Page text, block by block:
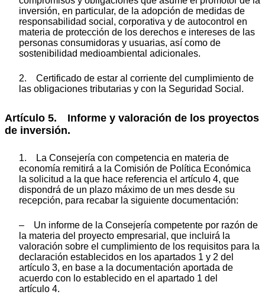
inversión, en particular, de la adopción de medidas de
responsabilidad social, corporativa y de autocontrol en
materia de protección de los derechos e intereses de las
personas consumidoras y usuarias, así como de
sostenibilidad medioambiental adicionales.
2. Certificado de estar al corriente del cumplimiento de
las obligaciones tributarias y con la Seguridad Social.
Artículo 5. Informe y valoración de los proyectos
de inversión.
1. La Consejería con competencia en materia de
economía remitirá a la Comisión de Política Económica
la solicitud a la que hace referencia el artículo 4, que
dispondrá de un plazo máximo de un mes desde su
recepción, para recabar la siguiente documentación:
– Un informe de la Consejería competente por razón de
la materia del proyecto empresarial, que incluirá la
valoración sobre el cumplimiento de los requisitos para la
declaración establecidos en los apartados 1 y 2 del
artículo 3, en base a la documentación aportada de
acuerdo con lo establecido en el apartado 1 del
artículo 4.